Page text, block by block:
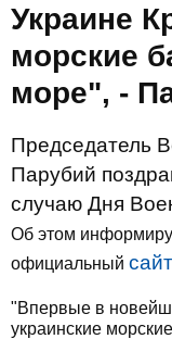
Украине
морские
море", -
Председатель
Парубий
случаю Дня
Об этом
официальный сайт
"Впервые в
украинские